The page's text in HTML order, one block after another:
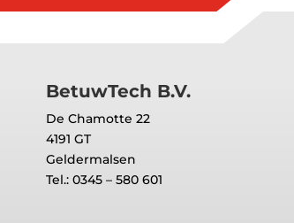
BetuwTech B.V.
De Chamotte 22
4191 GT
Geldermalsen
Tel.: 0345 – 580 601